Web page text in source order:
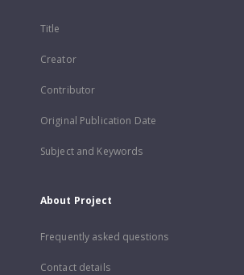
Title
Creator
Contributor
Original Publication Date
Subject and Keywords
About Project
Frequently asked questions
Contact details